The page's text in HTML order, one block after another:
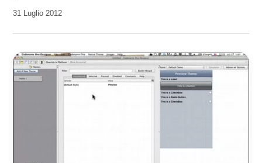
da
31 Luglio 2012